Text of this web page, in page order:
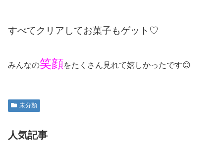
すべてクリアしてお菓子もゲット♡
みんなの笑顔をたくさん見れて嬉しかったです😊
未分類
人気記事